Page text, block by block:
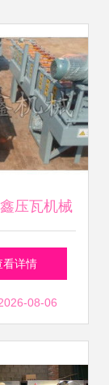
压瓦机械
铸就品质，
压瓦设备
看详情
08-06